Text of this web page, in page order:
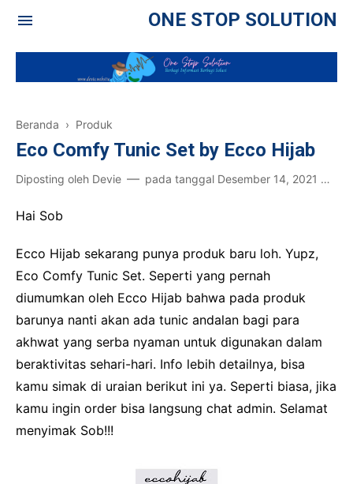
ONE STOP SOLUTION
Beranda › Produk
Eco Comfy Tunic Set by Ecco Hijab
Diposting oleh Devie pada tanggal Desember 14, 2021
Hai Sob
Ecco Hijab sekarang punya produk baru loh. Yupz,
Eco Comfy Tunic Set. Seperti yang pernah
diumumkan oleh Ecco Hijab bahwa pada produk
barunya nanti akan ada tunic andalan bagi para
akhwat yang serba nyaman untuk digunakan dalam
beraktivitas sehari-hari. Info lebih detailnya, bisa
kamu simak di uraian berikut ini ya. Seperti biasa, jika
kamu ingin order bisa langsung chat admin. Selamat
menyimak Sob!!!